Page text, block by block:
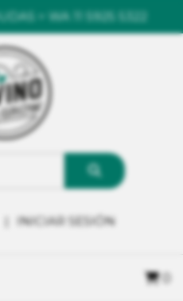
> WA 11 5925 5322
INICIAR SESIÓN